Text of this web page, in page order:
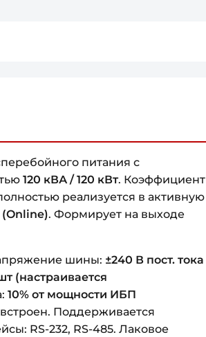
питания с
120 кВА / 120 кВт. Коэффициент
реализуется в активную
. Формирует на выходе
шины: ±240 В пост. тока
(настраивается
10% от мощности ИБП
Поддерживается
RS-232, RS-485. Лаковое